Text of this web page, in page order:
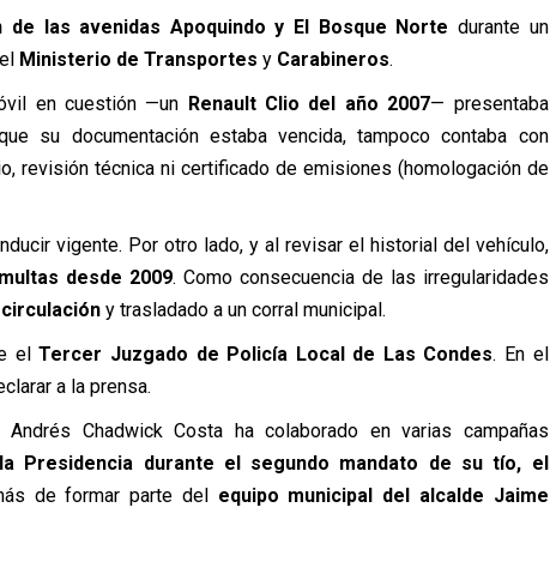
de las avenidas Apoquindo y El Bosque Norte durante un
Ministerio de Transportes y Carabineros.
en cuestión —un Renault Clio del año 2007— presentaba
su documentación estaba vencida, tampoco contaba con
revisión técnica ni certificado de emisiones (homologación de
vigente. Por otro lado, y al revisar el historial del vehículo,
desde 2009. Como consecuencia de las irregularidades
y trasladado a un corral municipal.
elTercer Juzgado de Policía Local de Las Condes. En el
a la prensa.
Chadwick Costa ha colaborado en varias campañas
Presidencia durante el segundo mandato de su tío, el
de formar parte del equipo municipal del alcalde Jaime